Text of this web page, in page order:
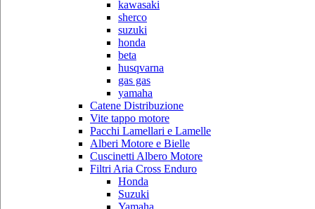
kawasaki
sherco
suzuki
honda
beta
husqvarna
gas gas
yamaha
Catene Distribuzione
Vite tappo motore
Pacchi Lamellari e Lamelle
Alberi Motore e Bielle
Cuscinetti Albero Motore
Filtri Aria Cross Enduro
Honda
Suzuki
Yamaha